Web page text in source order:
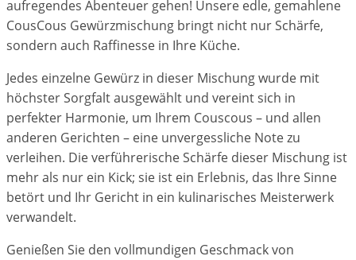
aufregendes Abenteuer gehen! Unsere edle, gemahlene
CousCous Gewürzmischung bringt nicht nur Schärfe,
sondern auch Raffinesse in Ihre Küche.
Jedes einzelne Gewürz in dieser Mischung wurde mit
höchster Sorgfalt ausgewählt und vereint sich in
perfekter Harmonie, um Ihrem Couscous – und allen
anderen Gerichten – eine unvergessliche Note zu
verleihen. Die verführerische Schärfe dieser Mischung ist
mehr als nur ein Kick; sie ist ein Erlebnis, das Ihre Sinne
betört und Ihr Gericht in ein kulinarisches Meisterwerk
verwandelt.
Genießen Sie den vollmundigen Geschmack von